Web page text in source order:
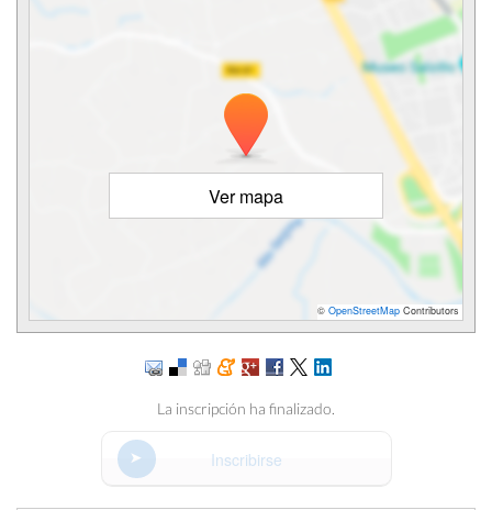
Ver mapa
© OpenStreetMap Contributors
La inscripción ha finalizado.
Inscribirse